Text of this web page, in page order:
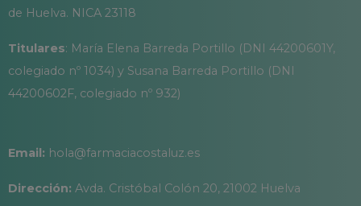
de Huelva. NICA 23118
Titulares: María Elena Barreda Portillo (DNI 44200601Y,
colegiado nº 1034) y Susana Barreda Portillo (DNI
44200602F, colegiado nº 932)
Email: hola@farmaciacostaluz.es
Dirección: Avda. Cristóbal Colón 20, 21002 Huelva